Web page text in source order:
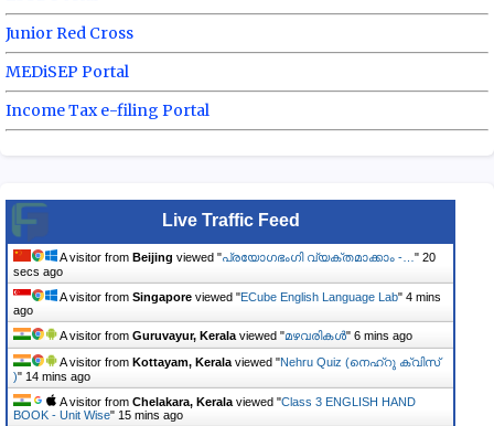
Junior Red Cross
MEDiSEP Portal
Income Tax e-filing Portal
Live Traffic Feed
A visitor from Beijing viewed "പ്രയോഗഭംഗി വ്യക്തമാക്കാം -… " 20
secs ago
A visitor from Singapore viewed "ECube English Language Lab" 4 mins
ago
A visitor from Guruvayur, Kerala viewed "മഴവരികൾ" 6 mins ago
A visitor from Kottayam, Kerala viewed "Nehru Quiz (നെഹ്‌റു ക്വിസ്
)" 14 mins ago
A visitor from Chelakara, Kerala viewed "Class 3 ENGLISH HAND
BOOK - Unit Wise" 15 mins ago